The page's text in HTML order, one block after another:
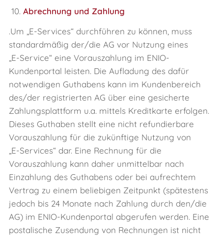
10. Abrechnung und Zahlung
.Um „E‑Services“ durchführen zu können, muss
standardmäßig der/die AG vor Nutzung eines
„E‑Service“ eine Vorauszahlung im ENIO-
Kundenportal leisten. Die Aufladung des dafür
notwendigen Guthabens kann im Kundenbereich
des/der registrierten AG über eine gesicherte
Zahlungsplattform u.a. mittels Kreditkarte erfolgen.
Dieses Guthaben stellt eine nicht refundierbare
Vorauszahlung für die zukünftige Nutzung von
„E‑Services“ dar. Eine Rechnung für die
Vorauszahlung kann daher unmittelbar nach
Einzahlung des Guthabens oder bei aufrechtem
Vertrag zu einem beliebigen Zeitpunkt (spätestens
jedoch bis 24 Monate nach Zahlung durch den/die
AG) im ENIO-Kundenportal abgerufen werden. Eine
postalische Zusendung von Rechnungen ist nicht